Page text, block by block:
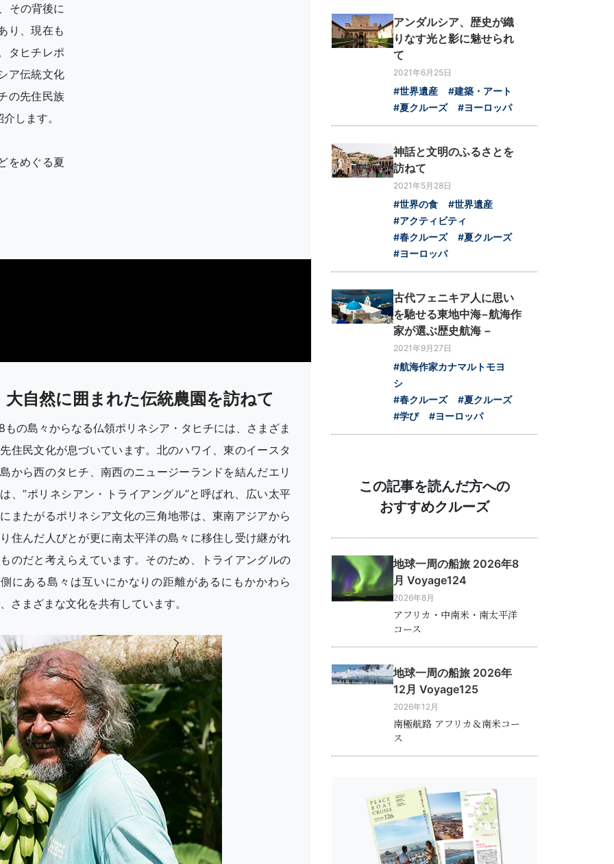
その背後に
り、現在も
タヒチレポ
ア伝統文化
の先住民族
します。
をめぐる夏
大自然に囲まれた伝統農園を訪ねて
もの島々からなる仏領ポリネシア・タヒチには、さまざま
住民文化が息づいています。北のハワイ、東のイースタ
から西のタヒチ、南西のニュージーランドを結んだエリ
、”ポリネシアン・トライアングル”と呼ばれ、広い太平
またがるポリネシア文化の三角地帯は、東南アジアから
住んだ人びとが更に南太平洋の島々に移住し受け継がれ
のだと考えらえています。そのため、トライアングルの
にある島々は互いにかなりの距離があるにもかかわら
さまざまな文化を共有しています。
アンダルシア、歴史が織
りなす光と影に魅せられ
て
2021年6月25日
#世界遺産
#建築・アート
#夏クルーズ
#ヨーロッパ
神話と文明のふるさとを
訪ねて
2021年5月28日
#世界の食
#世界遺産
#アクティビティ
#春クルーズ
#夏クルーズ
#ヨーロッパ
古代フェニキア人に思い
を馳せる東地中海−航海作
家が選ぶ歴史航海 −
2021年9月27日
#航海作家カナマルトモヨ
シ
#春クルーズ
#夏クルーズ
#学び
#ヨーロッパ
この記事を読んだ方への
おすすめクルーズ
地球一周の船旅 2026年8
月 Voyage124
2026年8月
アフリカ・中南米・南太平洋
コース
地球一周の船旅 2026年
12月 Voyage125
2026年12月
南極航路 アフリカ＆南米コー
ス